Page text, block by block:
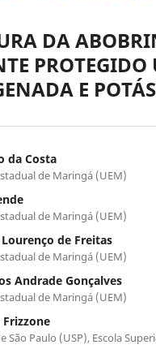
DA
E
da Costa
de Maringá (UEM)
de Maringá (UEM)
de Freitas
de Maringá (UEM)
Andrade Gonçalves
de Maringá (UEM)
São Paulo (USP), Escola